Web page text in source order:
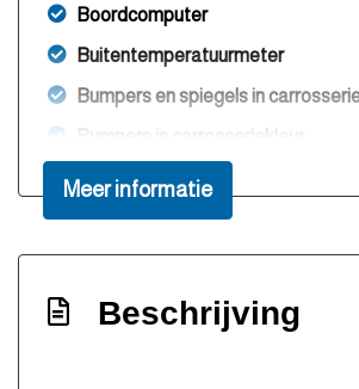
Boordcomputer
Buitentemperatuurmeter
Bumpers en spiegels in
Bumpers in carrosseriekleur
Centrale deurvergrendeling met
Elektronisch stabiliteits programma
Meer informatie
Beschrijving